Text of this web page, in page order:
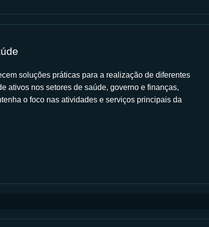
soluções práticas para a realização de diferentes
ativos nos setores de saúde, governo e finanças,
o foco nas atividades e serviços principais da